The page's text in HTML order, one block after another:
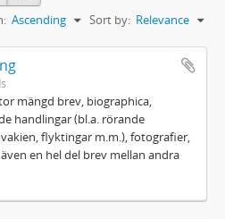
Sort by: Relevance
Ascending
mängd brev, biographica,
handlingar (bl.a. rörande
flyktingar m.m.), fotografier,
en hel del brev mellan andra